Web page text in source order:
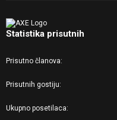
Statistika prisutnih
Prisutno članova
Prisutnih gostiju
Ukupno posetilaca